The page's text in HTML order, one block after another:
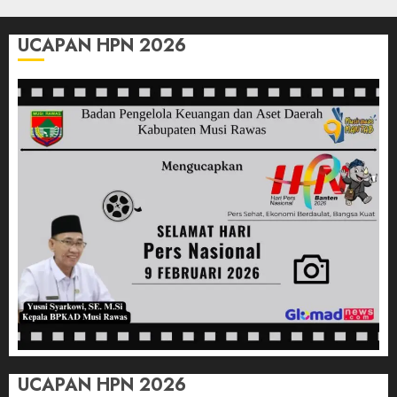
Khalik,
Wakili
Sumsel
O2SN
Nasional
Cabor
Bulutangkis
UCAPAN HPN 2026
UCAPAN HPN 2026